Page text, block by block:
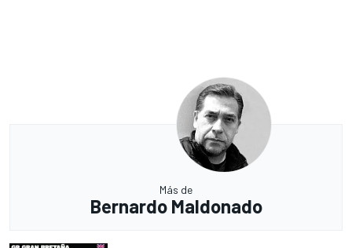
Más de
Bernardo Maldonado